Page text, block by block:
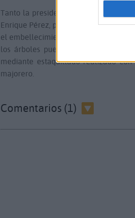
Tanto la presidenta del Cabildo, Lola
Enrique Pérez, ponen en valor una
el embellecimiento del paisaje
los árboles puestos a la venta son
mediante estaquillado realizado
majorero.
Comentarios (1)